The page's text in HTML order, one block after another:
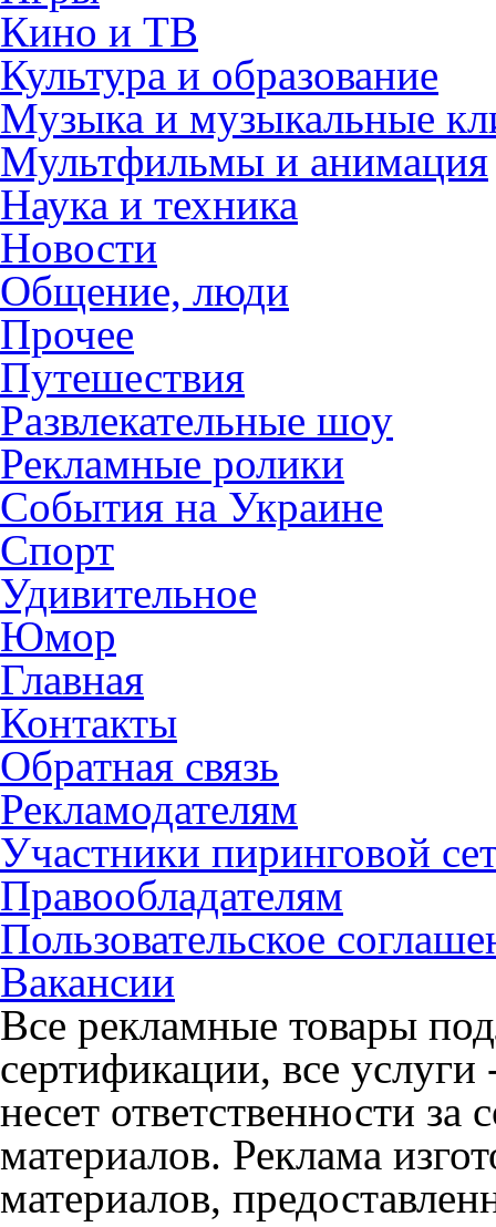
Кино и ТВ
Культура и образование
Музыка и музыкальные
Мультфильмы и анимация
Наука и техника
Новости
Общение, люди
Прочее
Путешествия
Развлекательные шоу
Рекламные ролики
События на Украине
Спорт
Удивительное
Юмор
Главная
Контакты
Обратная связь
Рекламодателям
Участники пиринговой
Правообладателям
Пользовательское
Вакансии
Все рекламные товары
сертификации, все
несет ответственности
материалов. Реклама
материалов,